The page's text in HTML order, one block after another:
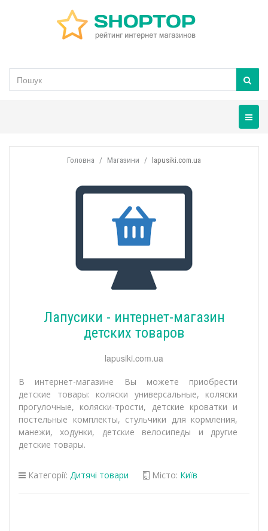
Головна Магазини lapusiki.com.ua
Лапусики - интернет-магазин
детских товаров
lapusiki.com.ua
В интернет-магазине Вы можете приобрести
детские товары: коляски универсальные, коляски
прогулочные, коляски-трости, детские кроватки и
постельные комплекты, стульчики для кормления,
манежи, ходунки, детские велосипеды и другие
детские товары.
Категорії: Дитячі товари Місто: Київ